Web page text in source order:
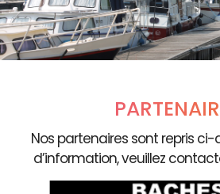
Nos partenaires sont repris ci-
d’information, veuillez